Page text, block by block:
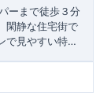
ーまで徒歩３分
閑静な住宅街で
で見やすい特設